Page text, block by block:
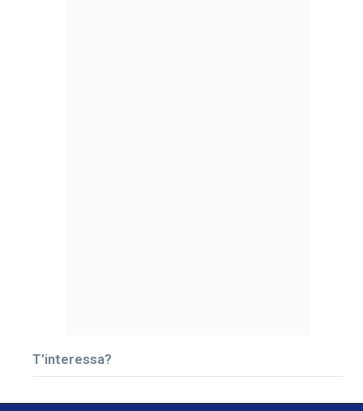
T’interessa?